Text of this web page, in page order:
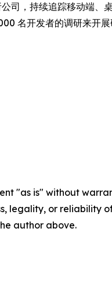
司，持续追踪移动端、
名开发者的调研来开展
"as is" without
legality, or reliability
author above.